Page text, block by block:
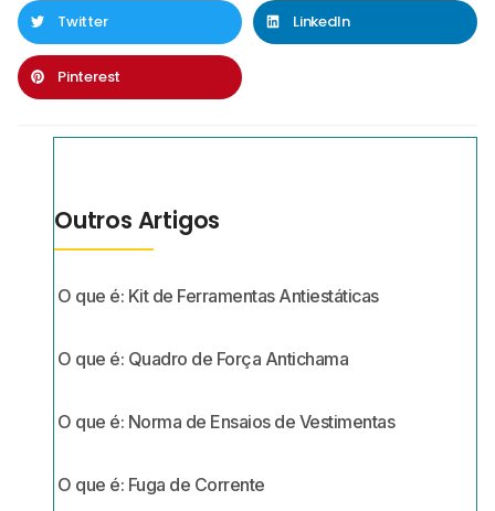
Twitter LinkedIn
Pinterest
Outros Artigos
O que é: Kit de Ferramentas Antiestáticas
O que é: Quadro de Força Antichama
O que é: Norma de Ensaios de Vestimentas
O que é: Fuga de Corrente